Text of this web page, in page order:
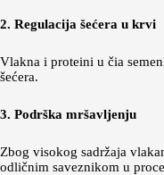
2. Regulacija šećera u krvi
Vlakna i proteini u čia
šećera.
3. Podrška mršavljenju
Zbog visokog sadržaja
odličnim saveznikom u